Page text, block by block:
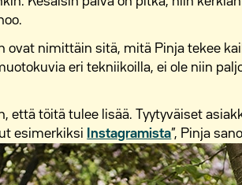
ovat nimittäin sitä, mitä Pinja tekee
eri tekniikoilla, ei ole niin
että töitä tulee lisää. Tyytyväiset
esimerkiksi
Instagramista”, Pinja